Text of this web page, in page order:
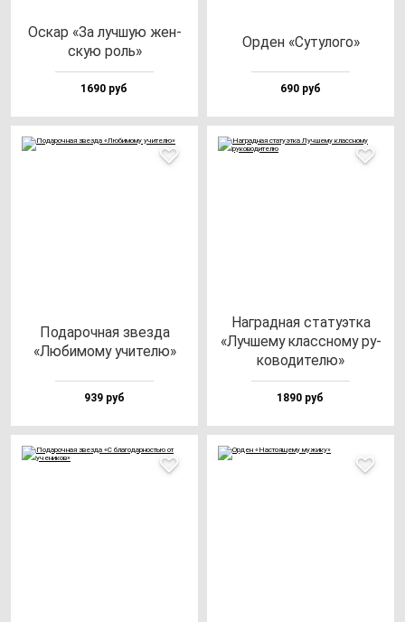
Оскар «За луч­шую жен­
скую роль»
1690 руб
Орден «Суту­ло­го»
690 руб
Пода­роч­ная звез­да
«Люби­мо­му учи­те­лю»
939 руб
Наг­рад­ная ста­ту­эт­ка
«Луч­ше­му клас­сно­му ру­
ко­во­ди­те­лю»
1890 руб